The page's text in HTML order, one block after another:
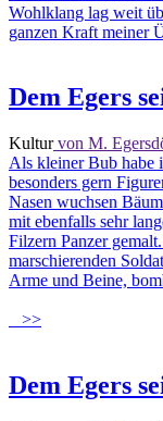
Wohlklang lag weit
ganzen Kraft meiner
Dem Egers
Kulturvon M.
Als kleiner Bub habe
besonders gern
Nasen wuchsen
mit ebenfalls sehr
Filzern Panzer
marschierenden
Arme und Beine,
>>
Dem Egers